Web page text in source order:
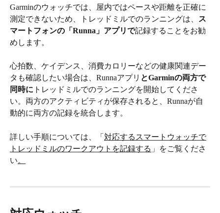
Garminのウォッチでは、屋内ではペースや距離を正確に
測定できないため、トレッドミルでのランニングは、
ス
マートフォンの「Runna」アプリで記録することをお勧
めします。
心拍数、ケイデンス、消費カロリーなどの健康関連デー
タも確認したい場合は、Runnaアプリ とGarminの両方で
同時に トレッドミルでのランニングを開始してくださ
い。両方のアクティビティが保存されると、Runnaが自
動的に両方の記録を統合します。
詳しい手順については、「 対応するスマートウォッチで
トレッドミルのワークアウトを記録する 」をご覧くださ
い。